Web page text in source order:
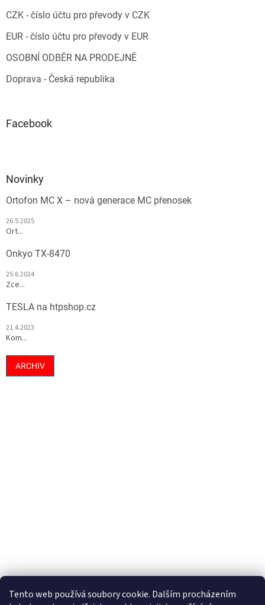
Tento web používá soubory cookie. Dalším procházením
CZK - číslo účtu pro převody v CZK
EUR - číslo účtu pro převody v EUR
OSOBNÍ ODBĚR NA PRODEJNĚ
Doprava - Česká republika
Facebook
Novinky
Ortofon MC X – nová generace MC přenosek
26.5.2025
Ort...
Onkyo TX-8470
25.6.2024
Zce...
TESLA na htpshop.cz
21.4.2023
Kom...
ARCHIV